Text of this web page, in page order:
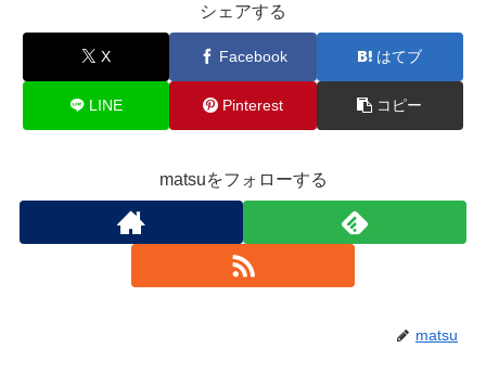
シェアする
X Facebook はてブ
LINE Pinterest コピー
matsuをフォローする
matsu